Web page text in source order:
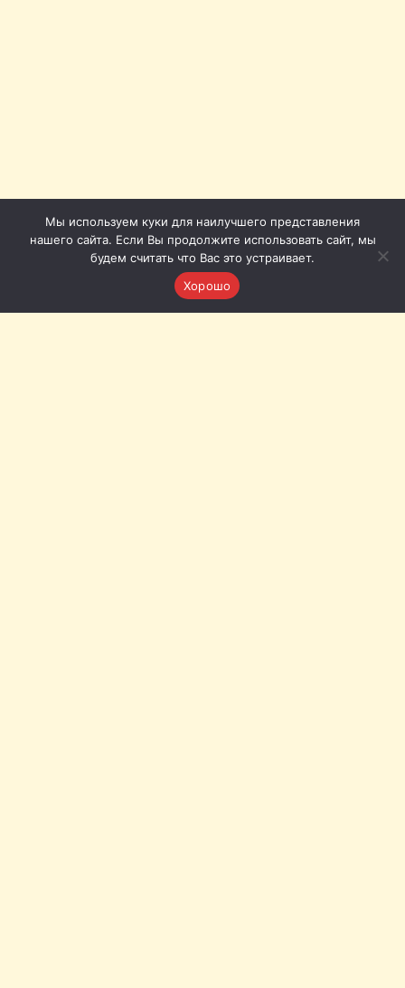
Мы используем куки для наилучшего представления
нашего сайта. Если Вы продолжите использовать сайт, мы
будем считать что Вас это устраивает.
Хорошо